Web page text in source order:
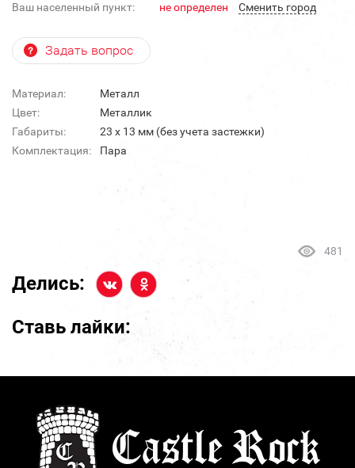
Ваш населенный пункт: не определен Cменить город
Задать вопрос
Материал:
Металл
Цвет:
Металлик
Габариты:
23 х 13 мм (без учета застежки)
Комплектация:
Пара
481
Делись:
Ставь лайки: